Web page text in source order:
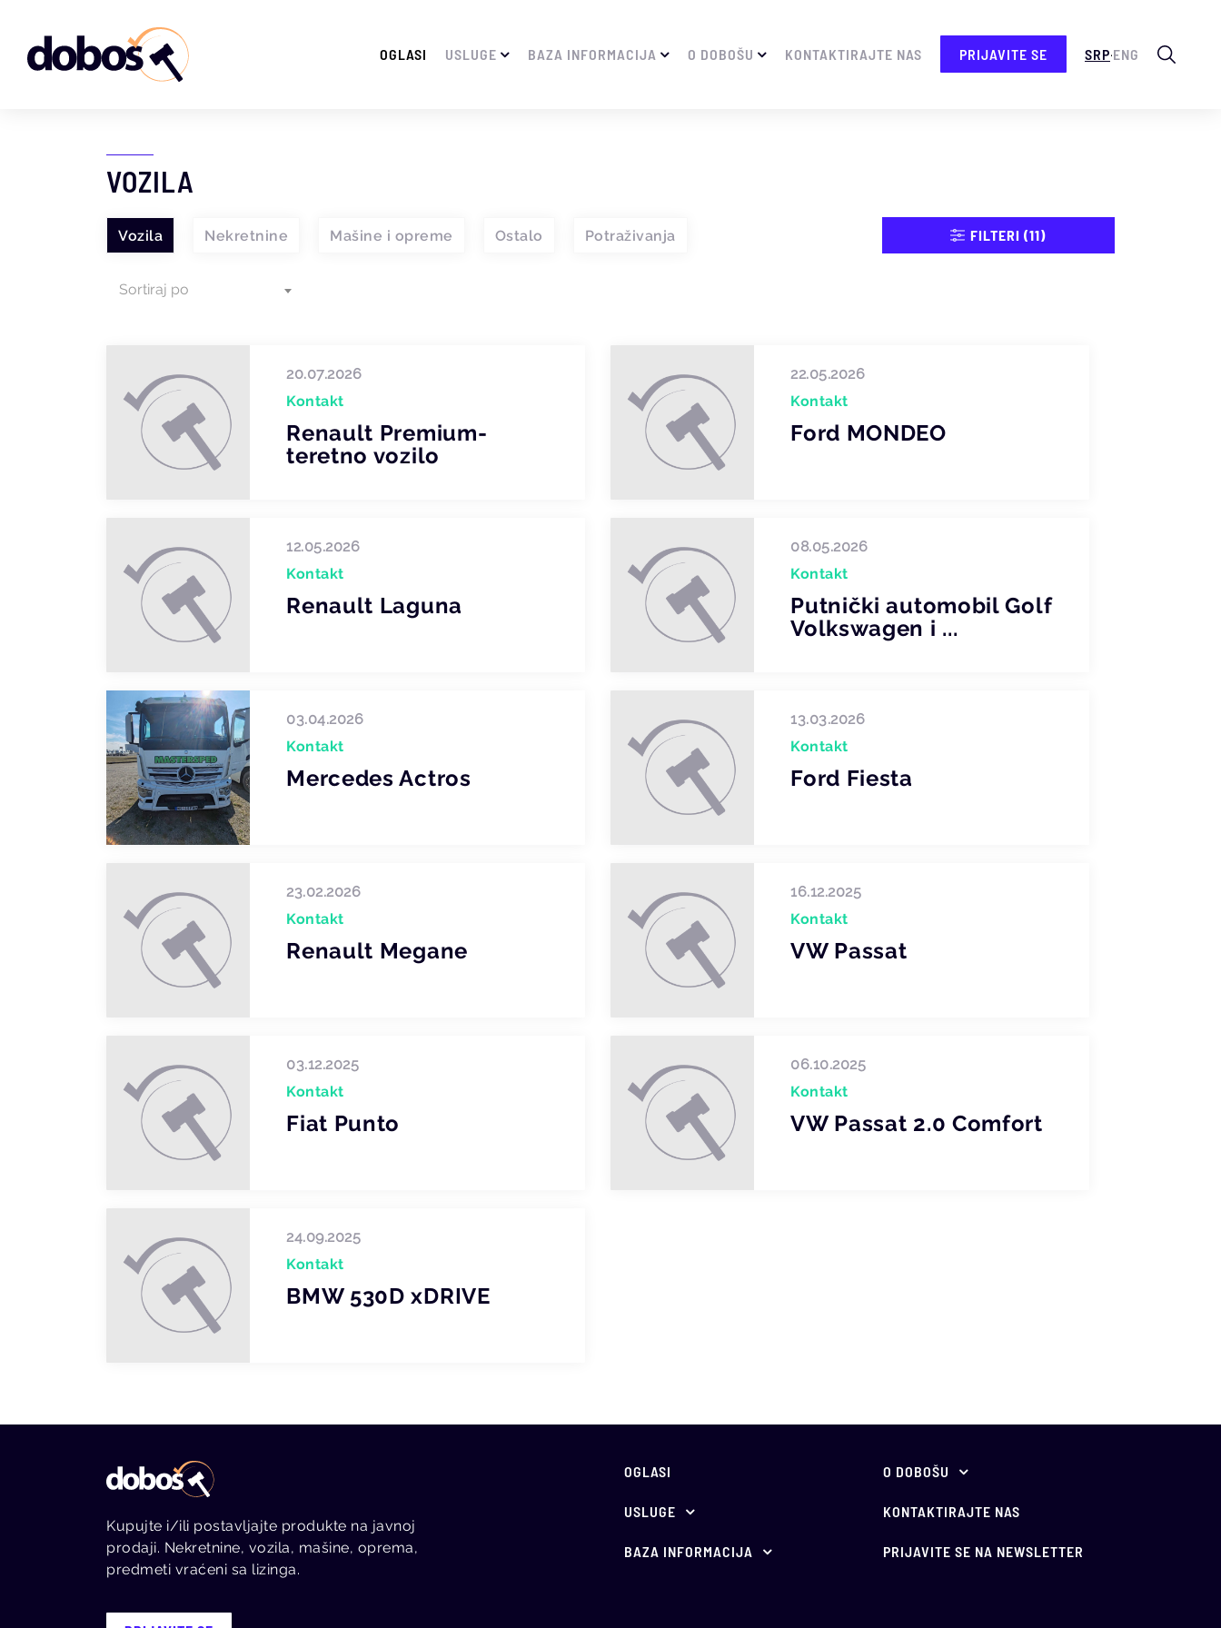
OGLASI USLUGE BAZA INFORMACIJA O DOBOŠU KONTAKTIRAJTE NAS PRIJAVITE SE SRP.ENG
VOZILA
Vozila Nekretnine Mašine i opreme Ostalo Potraživanja FILTERI (11)
Sortiraj po
20.07.2026
Kontakt
Renault Premium-
teretno vozilo
22.05.2026
Kontakt
Ford MONDEO
12.05.2026
Kontakt
Renault Laguna
08.05.2026
Kontakt
Putnički automobil Golf
Volkswagen i ...
03.04.2026
Kontakt
Mercedes Actros
13.03.2026
Kontakt
Ford Fiesta
23.02.2026
Kontakt
Renault Megane
16.12.2025
Kontakt
VW Passat
03.12.2025
Kontakt
Fiat Punto
06.10.2025
Kontakt
VW Passat 2.0 Comfort
24.09.2025
Kontakt
BMW 530D xDRIVE
Kupujte i/ili postavljajte produkte na javnoj
prodaji. Nekretnine, vozila, mašine, oprema,
predmeti vraćeni sa lizinga.
OGLASI
USLUGE
Ponuda za oglašavanje
BAZA INFORMACIJA
O DOBOŠU
O nama
Vodič kroz javno
KONTAKTIRAJTE NAS
PRIJAVITE SE NA NEWSLETTER